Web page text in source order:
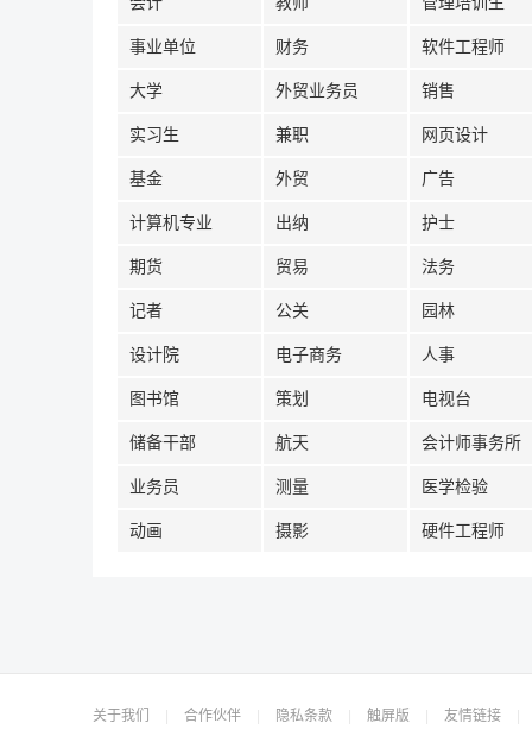
事业单位 财务 软件工程师
大学 外贸业务员 销售
实习生 兼职 网页设计
基金 外贸 广告
计算机专业 出纳 护士
期货 贸易 法务
记者 公关 园林
设计院 电子商务 人事
图书馆 策划 电视台
储备干部 航天 会计师事务所
业务员 测量 医学检验
动画 摄影 硬件工程师
关于我们 合作伙伴 隐私条款 触屏版 友情链接